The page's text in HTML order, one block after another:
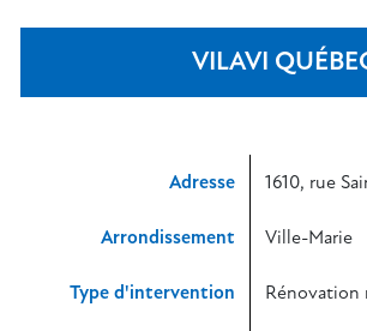
VILAVI
Adresse 1610, rue
Arrondissement Ville-Marie
Type d'intervention Rénovation